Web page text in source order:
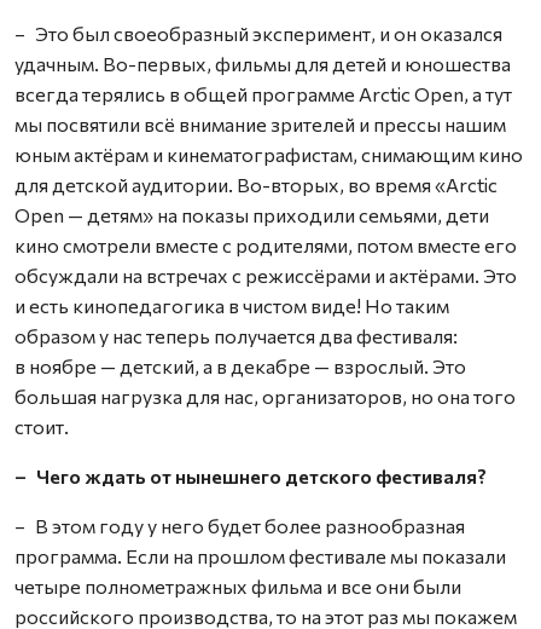
– Это был своеобразный эксперимент, и он оказался
удачным. Во-первых, фильмы для детей и юношества
всегда терялись в общей программе Arctic Open, а тут
мы посвятили всё внимание зрителей и прессы нашим
юным актёрам и кинематографистам, снимающим кино
для детской аудитории. Во-вторых, во время «Arctic
Open — детям» на показы приходили семьями, дети
кино смотрели вместе с родителями, потом вместе его
обсуждали на встречах с режиссёрами и актёрами. Это
и есть кинопедагогика в чистом виде! Но таким
образом у нас теперь получается два фестиваля:
в ноябре — детский, а в декабре — взрослый. Это
большая нагрузка для нас, организаторов, но она того
стоит.
– Чего ждать от нынешнего детского фестиваля?
– В этом году у него будет более разнообразная
программа. Если на прошлом фестивале мы показали
четыре полнометражных фильма и все они были
российского производства, то на этот раз мы покажем